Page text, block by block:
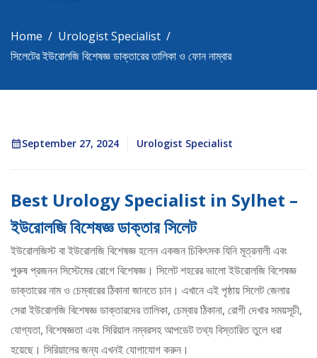
Home
Urologist Specialist
সিলেটের ইউরোলজি বিশেষজ্ঞ ডাক্তারের তালিকা ও ফোন নাম্বার
September 27, 2024 Urologist Specialist
Best Urology Specialist in Sylhet –
ইউরোলজি বিশেষজ্ঞ ডাক্তার সিলেট
ইউরোলজিস্ট বা ইউরোলজি বিশেষজ্ঞ হলেন একজন চিকিৎসক যিনি মূত্রনালী এবং
পুরুষ প্রজনন সিস্টেমের রোগে বিশেষজ্ঞ। সিলেট শহরের ভালো ইউরোলজি বিশেষজ্ঞ
ডাক্তারের নাম ও চেম্বারের ঠিকানা জানতে চান। এখানে এই পৃষ্ঠায় সিলেট জেলার
সেরা ইউরোলজি বিশেষজ্ঞ ডাক্তারদের তালিকা, চেম্বার ঠিকানা, রোগী দেখার সময়সূচী,
যোগ্যতা, বিশেষজ্ঞতা এবং সিরিয়াল নম্বরসহ আপডেট তথ্য বিস্তারিত তুলে ধরা
হয়েছে। সিরিয়ালের জন্য এখনই যোগাযোগ করুন।